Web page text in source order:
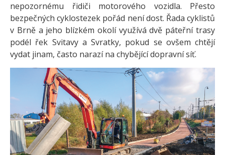
nepozornému řidiči motorového vozidla. Přesto
bezpečných cyklostezek pořád není dost. Řada cyklistů
v Brně a jeho blízkém okolí využívá dvě páteřní trasy
podél řek Svitavy a Svratky, pokud se ovšem chtějí
vydat jinam, často narazí na chybějící dopravní síť.